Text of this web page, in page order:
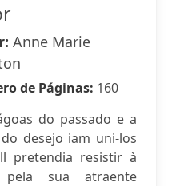
Anne Marie
de Páginas: 160
do passado e a
desejo iam uni-los
pretendia resistir à
sua atraente